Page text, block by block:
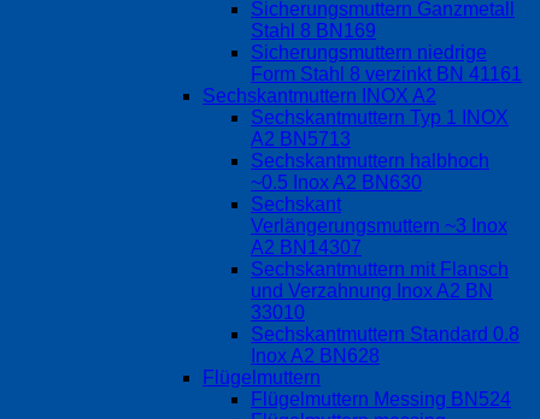
Sicherungsmuttern Ganzmetall
Stahl 8 BN169
Sicherungsmuttern niedrige
Form Stahl 8 verzinkt BN 41161
Sechskantmuttern INOX A2
Sechskantmuttern Typ 1 INOX
A2 BN5713
Sechskantmuttern halbhoch
~0.5 Inox A2 BN630
Sechskant
Verlängerungsmuttern ~3 Inox
A2 BN14307
Sechskantmuttern mit Flansch
und Verzahnung Inox A2 BN
33010
Sechskantmuttern Standard 0.8
Inox A2 BN628
Flügelmuttern
Flügelmuttern Messing BN524